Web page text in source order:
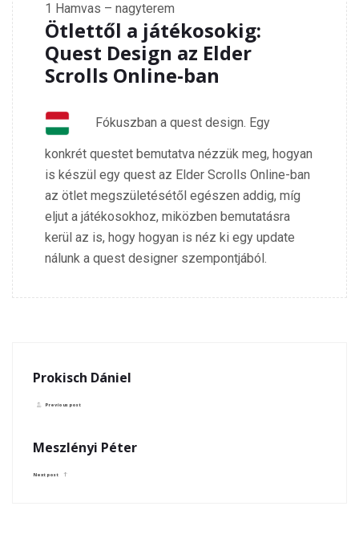
1 Hamvas – nagyterem
Ötlettől a játékosokig:
Quest Design az Elder
Scrolls Online-ban
Fókuszban a quest design. Egy
konkrét questet bemutatva nézzük meg, hogyan
is készül egy quest az Elder Scrolls Online-ban
az ötlet megszületésétől egészen addig, míg
eljut a játékosokhoz, miközben bemutatásra
kerül az is, hogy hogyan is néz ki egy update
nálunk a quest designer szempontjából.
Prokisch Dániel
Previous post
Meszlényi Péter
Next post